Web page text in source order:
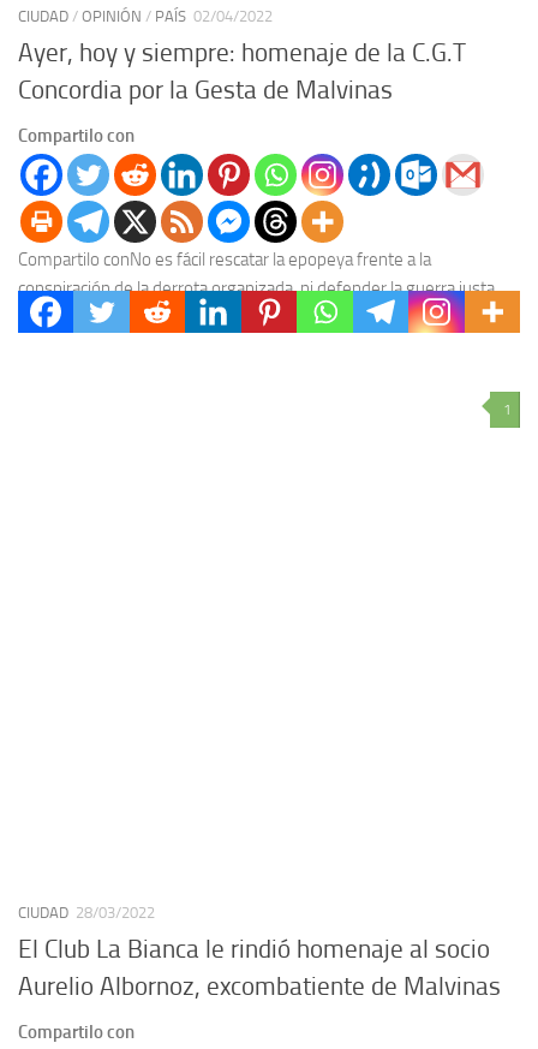
CIUDAD / OPINIÓN / PAÍS 02/04/2022
Ayer, hoy y siempre: homenaje de la C.G.T
Concordia por la Gesta de Malvinas
Compartilo con
Compartilo conNo es fácil rescatar la epopeya frente a la
conspiración de la derrota organizada, ni defender la guerra justa
con orgullo frente al pacifismo...
1
CIUDAD 28/03/2022
El Club La Bianca le rindió homenaje al socio
Aurelio Albornoz, excombatiente de Malvinas
Compartilo con